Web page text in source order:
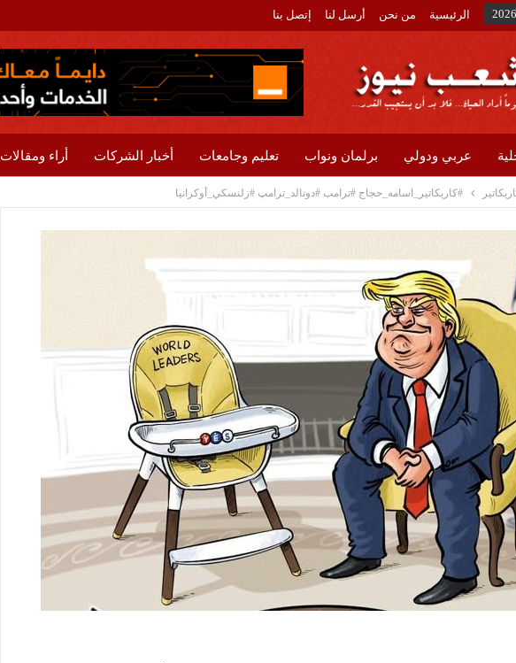
الرئيسية من نحن أرسل لنا إتصل بنا
عربي ودولي برلمان ونواب تعليم وجامعات أخبار الشركات أراء ومقالات